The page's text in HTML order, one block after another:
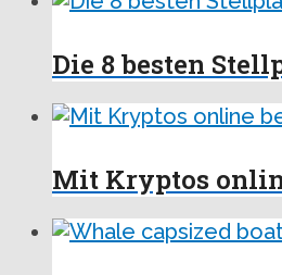
Die 8 besten
Mit Kryptos